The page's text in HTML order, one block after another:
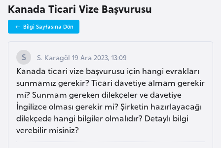
i
z
e
İ
ş
l
e
m
l
e
r
i
Kanada Ticari Vize Başvurusu
Bilgi Sayfasına Dön
S. Karagöl 19 Ara 2023, 13:09
Kanada ticari vize başvurusu için hangi evrakları
sunmamız gerekir? Ticari davetiye almam gerekir
mi? Sunmam gereken dilekçeler ve davetiye
İngilizce olması gerekir mi? Şirketin hazırlayacağı
dilekçede hangi bilgiler olmalıdır? Detaylı bilgi
verebilir misiniz?
A
u
s
t
u
r
y
a